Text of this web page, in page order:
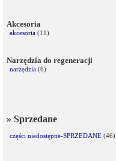
Akcesoria
akcesoria (11)
Narzędzia do regeneracji
narzędzia (6)
» Sprzedane
części niedostępne-SPRZEDANE (46)